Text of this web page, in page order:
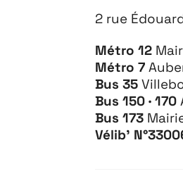
2 rue
Métro 12
Métro 7
Bus 35
Bus 150 · 170
Bus 173
Vélib’